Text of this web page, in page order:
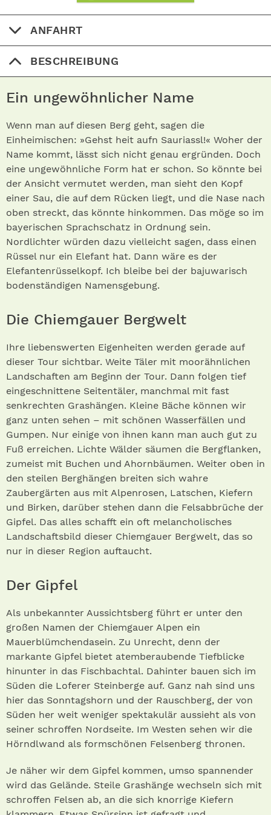
ANFAHRT
BESCHREIBUNG
Ein ungewöhnlicher Name
Wenn man auf diesen Berg geht, sagen die
Einheimischen: »Gehst heit aufn Sauriassl!« Woher der
Name kommt, lässt sich nicht genau ergründen. Doch
eine ungewöhnliche Form hat er schon. So könnte bei
der Ansicht vermutet werden, man sieht den Kopf
einer Sau, die auf dem Rücken liegt, und die Nase nach
oben streckt, das könnte hinkommen. Das möge so im
bayerischen Sprachschatz in Ordnung sein.
Nordlichter würden dazu vielleicht sagen, dass einen
Rüssel nur ein Elefant hat. Dann wäre es der
Elefantenrüsselkopf. Ich bleibe bei der bajuwarisch
bodenständigen Namensgebung.
Die Chiemgauer Bergwelt
Ihre liebenswerten Eigenheiten werden gerade auf
dieser Tour sichtbar. Weite Täler mit moorähnlichen
Landschaften am Beginn der Tour. Dann folgen tief
eingeschnittene Seitentäler, manchmal mit fast
senkrechten Grashängen. Kleine Bäche können wir
ganz unten sehen – mit schönen Wasserfällen und
Gumpen. Nur einige von ihnen kann man auch gut zu
Fuß erreichen. Lichte Wälder säumen die Bergflanken,
zumeist mit Buchen und Ahornbäumen. Weiter oben in
den steilen Berghängen breiten sich wahre
Zaubergärten aus mit Alpenrosen, Latschen, Kiefern
und Birken, darüber stehen dann die Felsabbrüche der
Gipfel. Das alles schafft ein oft melancholisches
Landschaftsbild dieser Chiemgauer Bergwelt, das so
nur in dieser Region auftaucht.
Der Gipfel
Als unbekannter Aussichtsberg führt er unter den
großen Namen der Chiemgauer Alpen ein
Mauerblümchendasein. Zu Unrecht, denn der
markante Gipfel bietet atemberaubende Tiefblicke
hinunter in das Fischbachtal. Dahinter bauen sich im
Süden die Loferer Steinberge auf. Ganz nah sind uns
hier das Sonntagshorn und der Rauschberg, der von
Süden her weit weniger spektakulär aussieht als von
seiner schroffen Nordseite. Im Westen sehen wir die
Hörndlwand als formschönen Felsenberg thronen.
Je näher wir dem Gipfel kommen, umso spannender
wird das Gelände. Steile Grashänge wechseln sich mit
schroffen Felsen ab, an die sich knorrige Kiefern